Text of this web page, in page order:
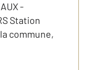
-
Station
commune,